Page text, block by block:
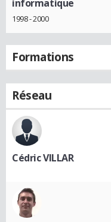
informatique
1998 - 2000
Formations
Réseau
Cédric VILLAR